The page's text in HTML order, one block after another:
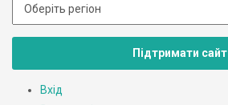
Підтримати сайт
Вхід